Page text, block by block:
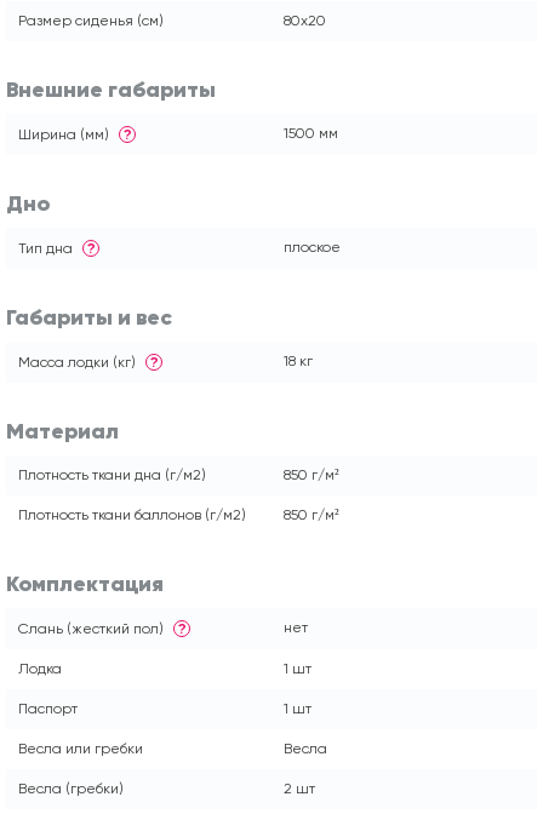
Размер сиденья (см) 80x20
Внешние габариты
Ширина (мм) ? 1500 мм
Дно
Тип дна ? плоское
Габариты и вес
Масса лодки (кг) ? 18 кг
Материал
Плотность ткани дна (г/м2) 850 г/м²
Плотность ткани баллонов (г/м2) 850 г/м²
Комплектация
Слань (жесткий пол) ? нет
Лодка 1 шт
Паспорт 1 шт
Весла или гребки Весла
Весла (гребки) 2 шт